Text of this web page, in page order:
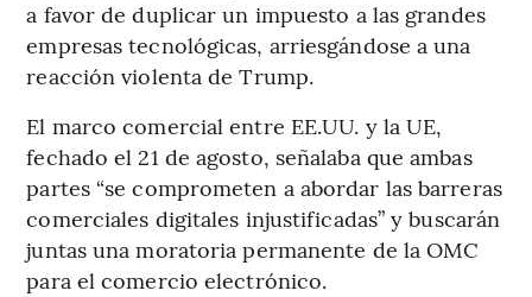
a favor de duplicar un impuesto a las grandes
empresas tecnológicas, arriesgándose a una
reacción violenta de Trump.
El marco comercial entre EE.UU. y la UE,
fechado el 21 de agosto, señalaba que ambas
partes “se comprometen a abordar las barreras
comerciales digitales injustificadas” y buscarán
juntas una moratoria permanente de la OMC
para el comercio electrónico.